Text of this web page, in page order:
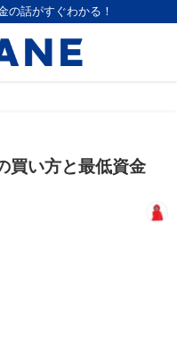
の話がすぐわかる！
買い方と最低資金